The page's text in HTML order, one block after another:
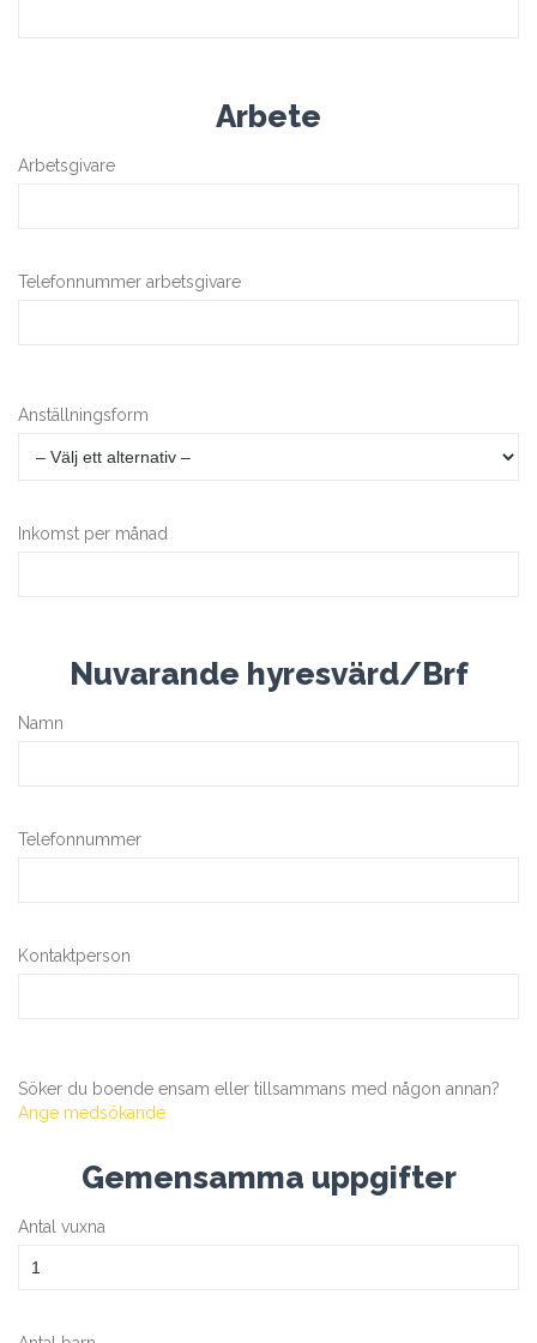
Arbete
Arbetsgivare
Telefonnummer arbetsgivare
Anställningsform
Inkomst per månad
Nuvarande hyresvärd/Brf
Namn
Telefonnummer
Kontaktperson
Söker du boende ensam eller tillsammans med någon annan?
Ange medsökande
Gemensamma uppgifter
Antal vuxna